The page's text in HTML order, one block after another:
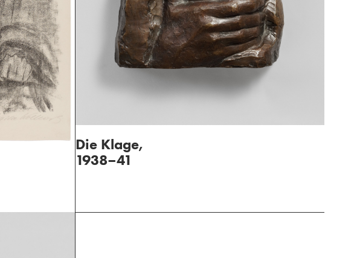
Die Klage,
1938–41